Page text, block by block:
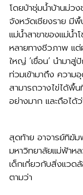
โดยป่าชุ่มน้ำบ้านม่ว
จังหวัดเชียงราย มี
แม่น้ำสาขาของแม่น้
หลายทางชีวภาพ แ
ใหญ่ ‘เขื่อน’ นำมา
ท่วมเข้ามาถึง ควา
สามารถวางไข่ได้พื้
อย่างมาก และถือได้
สุดท้าย อาจารย์ทิฆั
มหาวิทยาลัยแม่ฟ้าห
เด็กเกี่ยวกับสิ่งแวด
ตามว่า